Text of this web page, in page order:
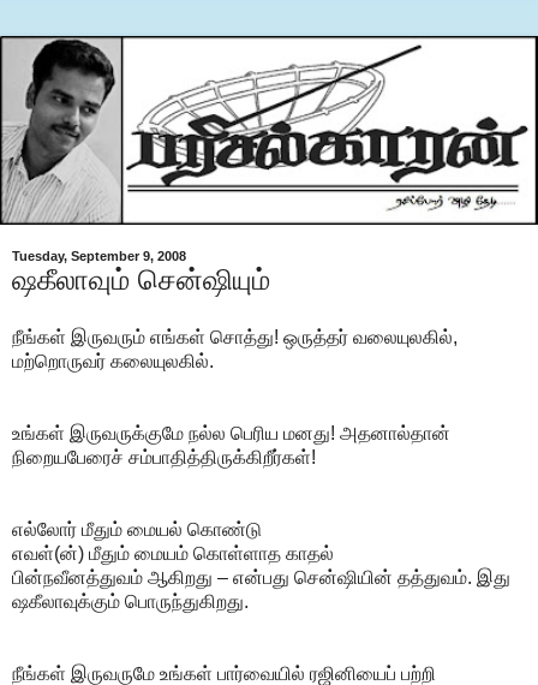
Tuesday, September 9, 2008
ஷகீலாவும் சென்ஷியும்
நீங்கள் இருவரும் எங்கள் சொத்து! ஒருத்தர் வலையுலகில்,
மற்றொருவர் கலையுலகில்.
உங்கள் இருவருக்குமே நல்ல பெரிய மனது! அதனால்தான்
நிறையபேரைச் சம்பாதித்திருக்கிறீர்கள்!
எல்லோர் மீதும் மையல் கொண்டு
எவள்(ன்) மீதும் மையம் கொள்ளாத காதல்
பின்நவீனத்துவம் ஆகிறது – என்பது சென்ஷியின் தத்துவம். இது
ஷகீலாவுக்கும் பொருந்துகிறது.
நீங்கள் இருவருமே உங்கள் பார்வையில் ரஜினியைப் பற்றி